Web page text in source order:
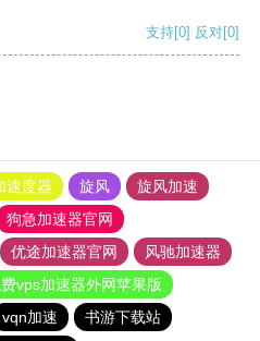
支持[0] 反对[0]
速度器 旋风
旋风加速
狗急加速器官网
优途加速器官网
风驰加速器
vps加速器外网苹果版
vqn加速 书游下载站